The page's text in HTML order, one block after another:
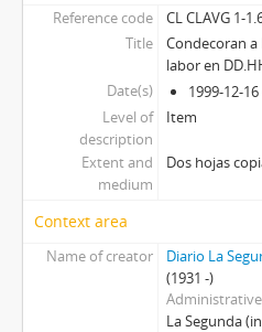
Reference code
CL CLAVG 1-
Title
Condecoran a
labor en
Date(s)
1999-12-
Level of
description
Item
Extent and
medium
Dos hojas
Context area
Name of creator
Diario La
(1931 -)
La Segunda